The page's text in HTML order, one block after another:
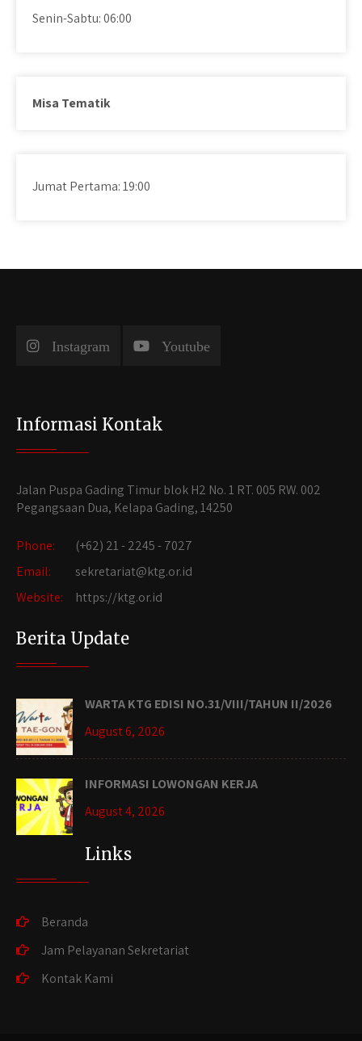
Senin-Sabtu: 06:00
Misa Tematik
Jumat Pertama: 19:00
Instagram Youtube
Informasi Kontak
Jalan Puspa Gading Timur blok H2 No. 1 RT. 005 RW. 002
Pegangsaan Dua, Kelapa Gading, 14250
Phone:
(+62) 21 - 2245 - 7027
Email:
sekretariat@ktg.or.id
Website:
https://ktg.or.id
Berita Update
WARTA KTG EDISI NO.31/VIII/TAHUN II/2026
August 6, 2026
INFORMASI LOWONGAN KERJA
August 4, 2026
Links
Beranda
Jam Pelayanan Sekretariat
Kontak Kami